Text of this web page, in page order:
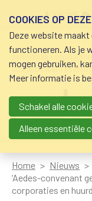
schuldhulp • sociaal
budgetbeheer •
Main navigation
Home
Nieuws
‘Aedes-convenant
corporaties en
COOKIES OP
Deze website
functioneren. Als je
mogen gebruiken,
Meer informatie is
Schakel alle
Alleen essentiële